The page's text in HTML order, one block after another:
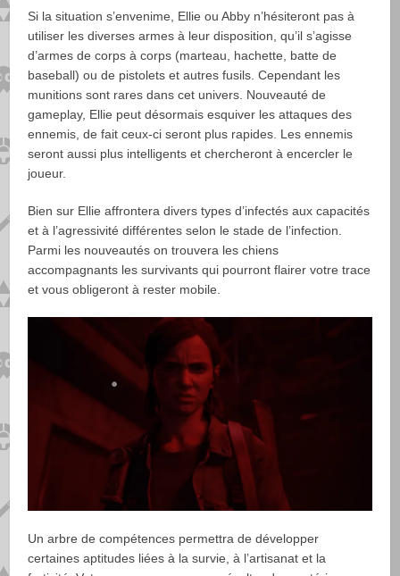
Si la situation s’envenime, Ellie ou Abby n’hésiteront pas à
utiliser les diverses armes à leur disposition, qu’il s’agisse
d’armes de corps à corps (marteau, hachette, batte de
baseball) ou de pistolets et autres fusils. Cependant les
munitions sont rares dans cet univers. Nouveauté de
gameplay, Ellie peut désormais esquiver les attaques des
ennemis, de fait ceux-ci seront plus rapides. Les ennemis
seront aussi plus intelligents et chercheront à encercler le
joueur.
Bien sur Ellie affrontera divers types d’infectés aux capacités
et à l’agressivité différentes selon le stade de l’infection.
Parmi les nouveautés on trouvera les chiens
accompagnants les survivants qui pourront flairer votre trace
et vous obligeront à rester mobile.
Un arbre de compétences permettra de développer
certaines aptitudes liées à la survie, à l’artisanat et la